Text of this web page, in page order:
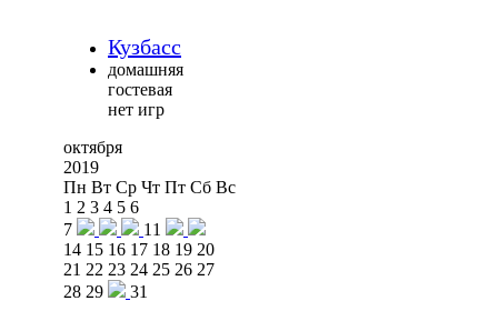
Кузбасс
домашняя
гостевая
нет игр
октября
2019
Пн Вт Ср Чт Пт Сб Вс
1 2 3 4 5 6
7
11
14 15 16 17 18 19 20
21 22 23 24 25 26 27
28 29 31